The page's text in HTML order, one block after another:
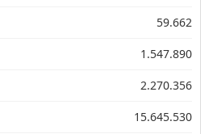
59.662
1.547.890
2.270.356
15.645.530